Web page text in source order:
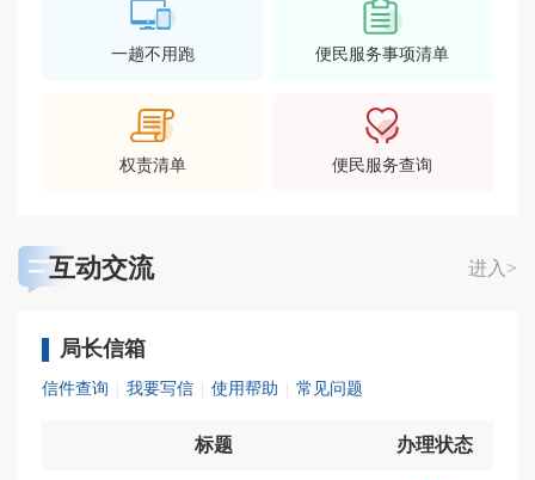
一趟不用跑 便民服务事项清单
权责清单 便民服务查询
互动交流 进入>
局长信箱
信件查询 | 我要写信 | 使用帮助 | 常见问题
标题 办理状态